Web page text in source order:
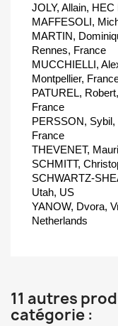
JOLY, Allain,
MAFFESOLI,
MARTIN,
Rennes, France
MUCCHIELLI,
Montpellier,
PATUREL,
France
PERSSON,
France
THEVENET,
SCHMITT,
SCHWARTZ-
Utah, US
YANOW, Dvora,
Netherlands
11 autres
catégorie :